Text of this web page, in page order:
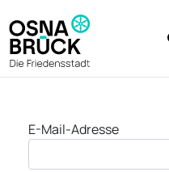
Zum Hauptinhalt springen
Anmeldung
E-Mail-Adresse